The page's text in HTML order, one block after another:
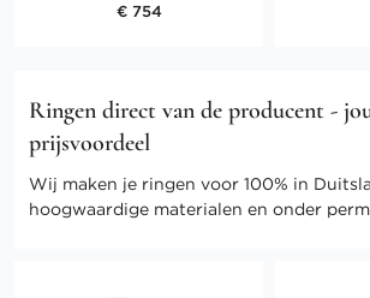
€ 754
Ringen direct van de producent -
prijsvoordeel
Wij maken je ringen voor 100% in
hoogwaardige materialen en onder